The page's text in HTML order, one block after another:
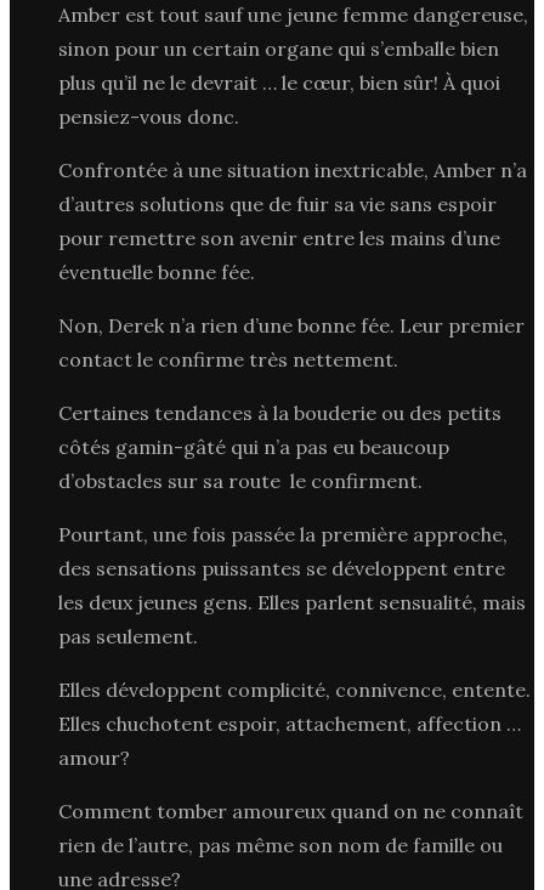
Amber est tout sauf une jeune femme dangereuse,
sinon pour un certain organe qui s’emballe bien
plus qu’il ne le devrait … le cœur, bien sûr! À quoi
pensiez-vous donc.
Confrontée à une situation inextricable, Amber n’a
d’autres solutions que de fuir sa vie sans espoir
pour remettre son avenir entre les mains d’une
éventuelle bonne fée.
Non, Derek n’a rien d’une bonne fée. Leur premier
contact le confirme très nettement.
Certaines tendances à la bouderie ou des petits
côtés gamin-gâté qui n’a pas eu beaucoup
d’obstacles sur sa route le confirment.
Pourtant, une fois passée la première approche,
des sensations puissantes se développent entre
les deux jeunes gens. Elles parlent sensualité, mais
pas seulement.
Elles développent complicité, connivence, entente.
Elles chuchotent espoir, attachement, affection …
amour?
Comment tomber amoureux quand on ne connaît
rien de l’autre, pas même son nom de famille ou
une adresse?